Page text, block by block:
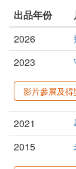
出品年份
2026
2023
影片參展及
2021
2015